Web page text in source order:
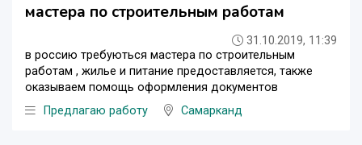
мастера по строительным работам
31.10.2019, 11:39
в россию требуються мастера по строительным
работам , жилье и питание предоставляется, также
оказываем помощь оформления документов
Предлагаю работу
Самарканд